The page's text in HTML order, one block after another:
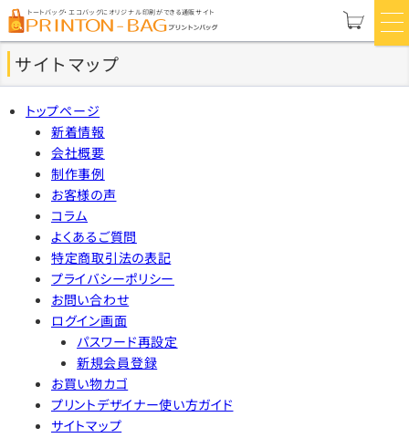
トートバッグ・エコバッグにオリジナル印刷ができる通販サイト
サイトマップ
トップページ
新着情報
会社概要
制作事例
お客様の声
コラム
よくあるご質問
特定商取引法の表記
プライバシーポリシー
お問い合わせ
ログイン画面
パスワード再設定
新規会員登録
お買い物カゴ
プリントデザイナー使い方ガイド
サイトマップ